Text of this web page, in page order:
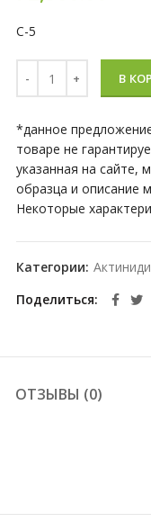
C-5
В
*данное
товаре не
указанная на сайте,
образца и описание
Некоторые
Категории:
Поделиться
ОТЗЫВЫ (0)